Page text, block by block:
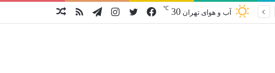
نوشتهخوراکتلگرام
اینستاگرامتوییتر فیس آب و هوای تهران 30
℃